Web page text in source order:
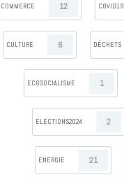
COMMERCE 12 COVID19
CULTURE 6 DÉCHETS
ECOSOCIALISME 1
ELECTIONS2024 2
ENERGIE 21